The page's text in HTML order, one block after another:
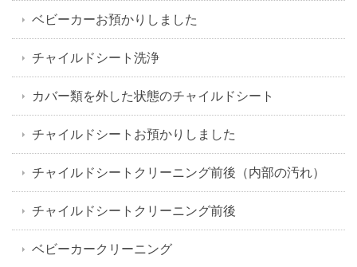
ベビーカーお預かりしました
チャイルドシート洗浄
カバー類を外した状態のチャイルドシート
チャイルドシートお預かりしました
チャイルドシートクリーニング前後（内部の汚れ）
チャイルドシートクリーニング前後
ベビーカークリーニング